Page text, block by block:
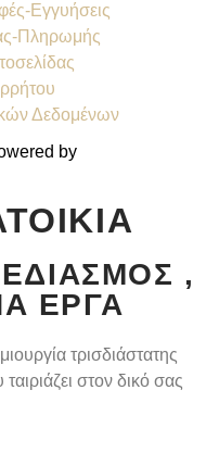
Εγγυήσεις
Πληρωμής
Δεδομένων
by
,
ΈΡΓΑ
τρισδιάστατης
στον δικό σας